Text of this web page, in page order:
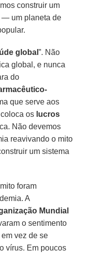
construir um
— um planeta de
global”. Não
global, e nunca
do
que serve aos
os lucros
Não devemos
reavivando o mito
um sistema
foram
A
Mundial
o sentimento
em vez de se
vírus. Em poucos